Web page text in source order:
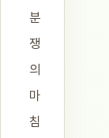
분
쟁
의
마
침